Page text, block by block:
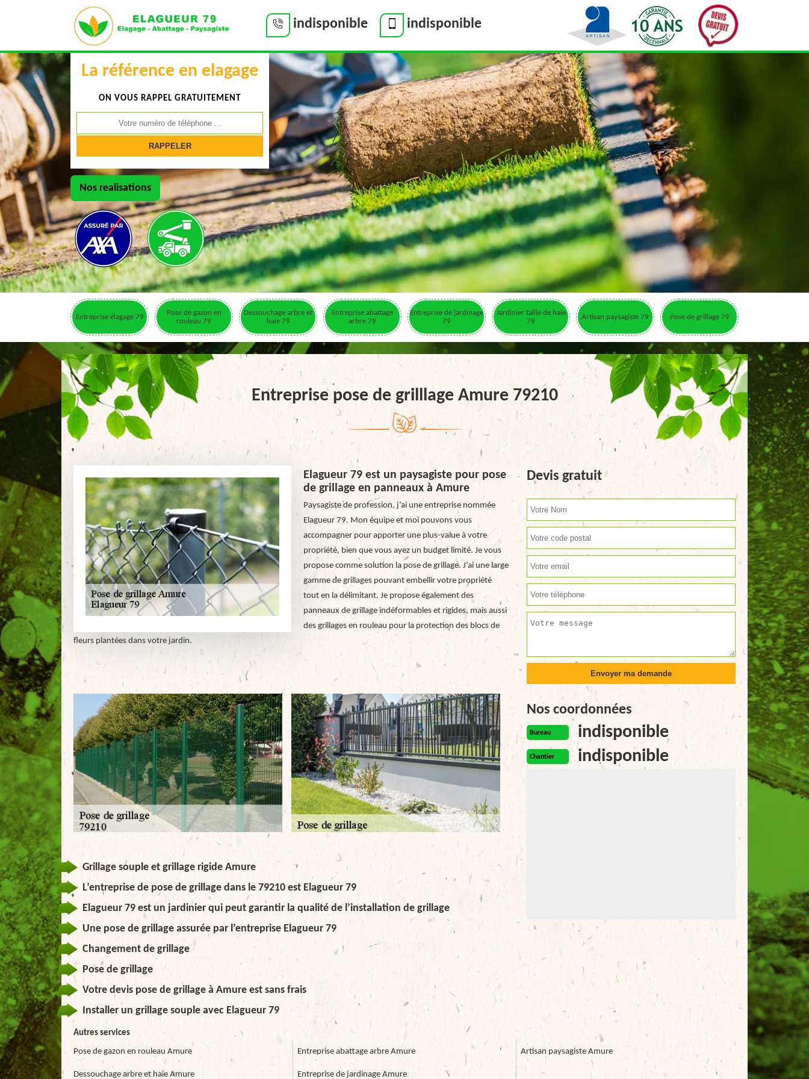
indisponible indisponible
La référence en elagage
ON VOUS RAPPEL GRATUITEMENT
Nos realisations
Entreprise élagage 79
Pose de gazon en
rouleau 79
Dessouchage arbre et
haie 79
Entreprise abattage
arbre 79
Entreprise de jardinage
79
Jardinier taille de haie
79
Artisan paysagiste 79 Pose de grillage 79
Entreprise pose de grilllage Amure 79210
Elagueur 79 est un paysagiste pour pose
de grillage en panneaux à Amure
Paysagiste de profession, j’ai une entreprise nommée
Elagueur 79. Mon équipe et moi pouvons vous
accompagner pour apporter une plus-value à votre
propriété, bien que vous ayez un budget limité. Je vous
propose comme solution la pose de grillage. J’ai une large
gamme de grillages pouvant embellir votre propriété
tout en la délimitant. Je propose également des
panneaux de grillage indéformables et rigides, mais aussi
des grillages en rouleau pour la protection des blocs de
fleurs plantées dans votre jardin.
Grillage souple et grillage rigide Amure
L’entreprise de pose de grillage dans le 79210 est Elagueur 79
Elagueur 79 est un jardinier qui peut garantir la qualité de l’installation de grillage
Une pose de grillage assurée par l’entreprise Elagueur 79
Changement de grillage
Pose de grillage
Votre devis pose de grillage à Amure est sans frais
Installer un grillage souple avec Elagueur 79
Devis gratuit
Nos coordonnées
Bureau indisponible
Chantier indisponible
Autres services
Pose de gazon en rouleau Amure
Dessouchage arbre et haie Amure
Entreprise abattage arbre Amure
Entreprise de jardinage Amure
Artisan paysagiste Amure